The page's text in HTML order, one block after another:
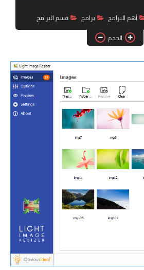
ويندوز 7
ايفون
العاب
مراجعات
الربح من الانترنت
الحماية
أهم البرامج برامج
قسم البرامج
الحجم